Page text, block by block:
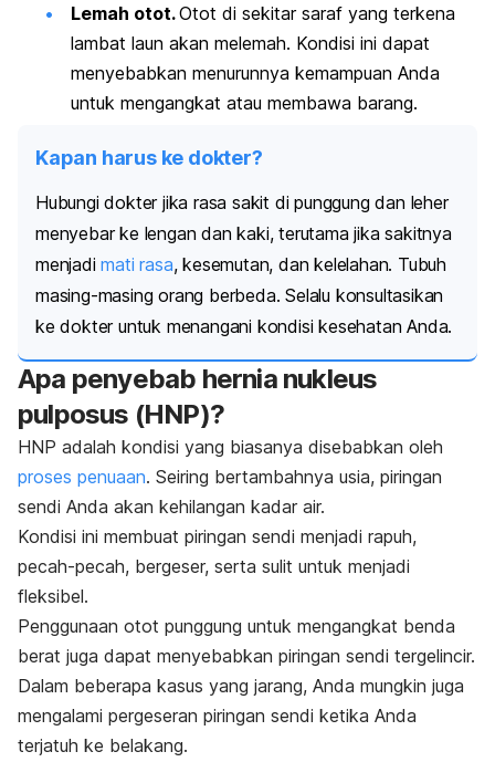
Lemah otot.Otot di sekitar saraf yang terkena
lambat laun akan melemah. Kondisi ini dapat
menyebabkan menurunnya kemampuan Anda
untuk mengangkat atau membawa barang.
Kapan harus ke dokter?
Hubungi dokter jika rasa sakit di punggung dan leher
menyebar ke lengan dan kaki, terutama jika sakitnya
menjadimati rasa, kesemutan, dan kelelahan. Tubuh
masing-­masing orang berbeda. Selalu konsultasikan
ke dokter untuk menangani kondisi kesehatan Anda.
Apa penyebab hernia nukleus
pulposus (HNP)?
HNP adalah kondisi yang biasanya disebabkan oleh
proses penuaan. Seiring bertambahnya usia, piringan
sendi Anda akan kehilangan kadar air.
Kondisi ini membuat piringan sendi menjadi rapuh,
pecah-pecah, bergeser, serta sulit untuk menjadi
fleksibel.
Penggunaan otot punggung untuk mengangkat benda
berat juga dapat menyebabkan piringan sendi tergelincir.
Dalam beberapa kasus yang jarang, Anda mungkin juga
mengalami pergeseran piringan sendi ketika Anda
terjatuh ke belakang.